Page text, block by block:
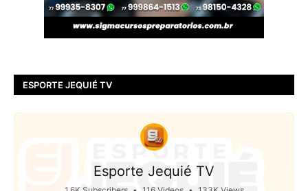
ESPORTE JEQUIÉ TV
Esporte Jequié TV